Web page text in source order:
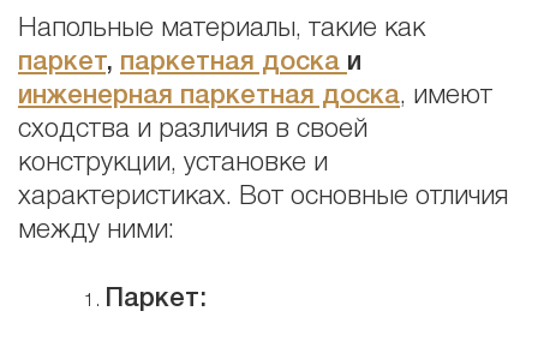
Напольные материалы, такие как
паркет, паркетная доска и
инженерная паркетная доска, имеют
сходства и различия в своей
конструкции, установке и
характеристиках. Вот основные отличия
между ними:
Паркет: